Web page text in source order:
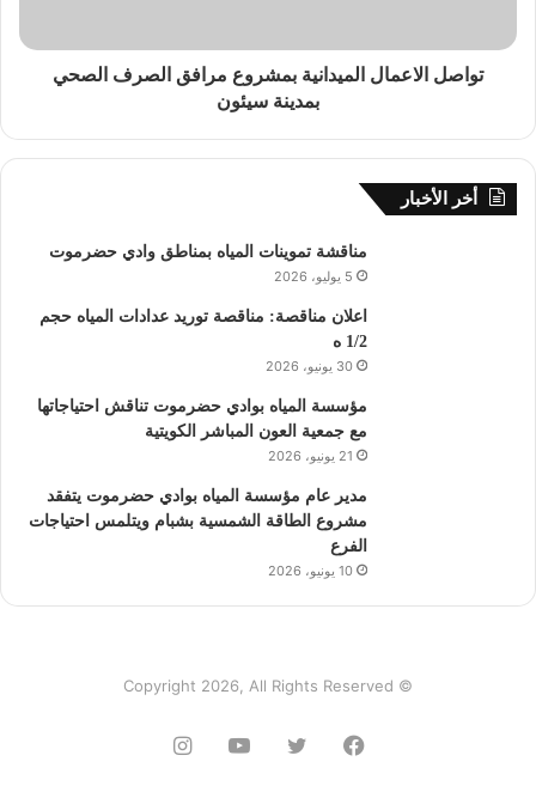
تواصل الاعمال الميدانية بمشروع مرافق الصرف الصحي
بمدينة سيئون
أخر الأخبار
مناقشة تموينات المياه بمناطق وادي حضرموت
5 يوليو، 2026
اعلان مناقصة: مناقصة توريد عدادات المياه حجم
1/2 ه
30 يونيو، 2026
مؤسسة المياه بوادي حضرموت تناقش احتياجاتها
مع جمعية العون المباشر الكويتية
21 يونيو، 2026
مدير عام مؤسسة المياه بوادي حضرموت يتفقد
مشروع الطاقة الشمسية بشبام ويتلمس احتياجات
الفرع
10 يونيو، 2026
© Copyright 2026, All Rights Reserved
فيسبوك تويتر يوتيوبانستقرام